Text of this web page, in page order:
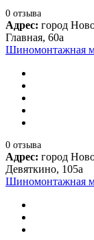
0 отзыва
Адрес: город
Главная, 60а
Шиномонтажная
0 отзыва
Адрес: город
Девяткино, 105а
Шиномонтажная